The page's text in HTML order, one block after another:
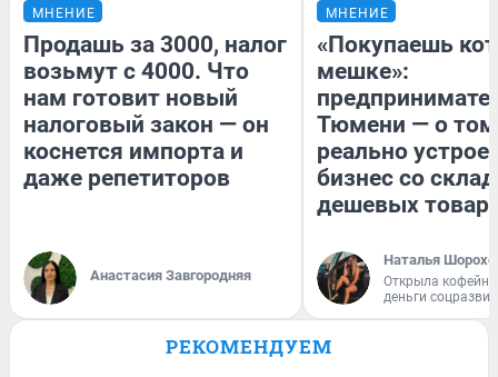
МНЕНИЕ
Продашь за 3000, налог
возьмут с 4000. Что
нам готовит новый
налоговый закон — он
коснется импорта и
даже репетиторов
Анастасия Завгородняя
МНЕНИЕ
«Покупаешь
мешке»:
Тюмени — о
реально
бизнес со
дешевых
Наталья
Открыла
деньги
РЕКОМЕНДУЕМ